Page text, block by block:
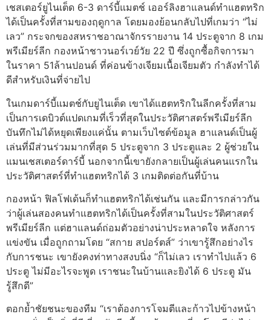
เชสเตอร์ยูไนเต็ด 6-3 ดาร์บี้แมตช์ เออร์ลิงฮาแลนด์ทำแฮตทริก
ได้เป็นครั้งที่สามของฤดูกาล โดยมองย้อนกลับไปที่เกมว่า “ไม่
เลว” กระจกของสหราชอาณาจักรรายงาน 14 ประตูจาก 8 เกม
พรีเมียร์ลีก กองหน้าชาวนอร์เวย์วัย 22 ปี ซึ่งถูกซื้อกิจการมา
ในราคา 51ล้านปอนด์ ที่ค่อนข้างเจียมเนื้อเจียมตัว กำลังทำได้
ดีสำหรับเงินที่จ่ายไป
ในเกมดาร์บี้แมตช์กับยูไนเต็ด เขาได้แฮตทริกในลีกครั้งที่สาม
เป็นการเดบิวต์แปดเกมที่เร็วที่สุดในประวัติศาสตร์พรีเมียร์ลีก
บันทึกไม่ได้หยุดเพียงแค่นั้น ตามเว็บไซต์ข้อมูล ฮาแลนด์เป็นผู้
เล่นที่มีส่วนร่วมมากที่สุด 5 ประตูจาก 3 ประตูและ 2 ผู้ช่วยใน
แมนเชสเตอร์ดาร์บี้ นอกจากนี้เขายังกลายเป็นผู้เล่นคนแรกใน
ประวัติศาสตร์ที่ทำแฮตทริกได้ 3 เกมติดต่อกันที่บ้าน
กองหน้า ฟิลโฟเด้นก็ทำแฮตทริกได้เช่นกัน และมีการกล่าวกัน
ว่าผู้เล่นสองคนทำแฮตทริกได้เป็นครั้งที่สามในประวัติศาสตร์
พรีเมียร์ลีก แต่ฮาแลนด์ถ่อมตัวอย่างน่าประหลาดใจ หลังการ
แข่งขัน เมื่อถูกถามโดย “สกาย สปอร์ตส์” ว่าเขารู้สึกอย่างไร
กับการชนะ เขายังคงท่าทางสงบนิ่ง “ก็ไม่เลว เราทำไปแล้ว 6
ประตู ไม่มีอะไรจะพูด เราชนะในบ้านและยิงได้ 6 ประตู มัน
รู้สึกดี”
ตอกย้ำชัยชนะของทีม “เราต้องการโจมตีและก้าวไปข้างหน้า